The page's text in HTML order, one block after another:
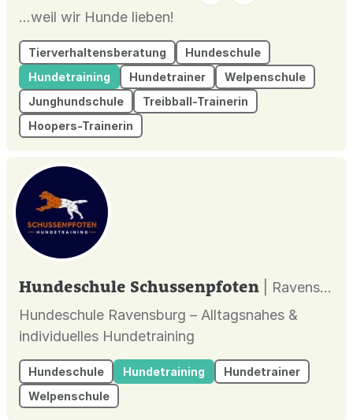
...weil wir Hunde lieben!
Tierverhaltensberatung
Hundeschule
Hundetraining
Hundetrainer
Welpenschule
Junghundschule
Treibball-Trainerin
Hoopers-Trainerin
Hundeschule Schussenpfoten
| Ravensburg |
Hundeschule Ravensburg – Alltagsnahes &
individuelles Hundetraining
Hundeschule Hundetraining
Hundetrainer
Welpenschule